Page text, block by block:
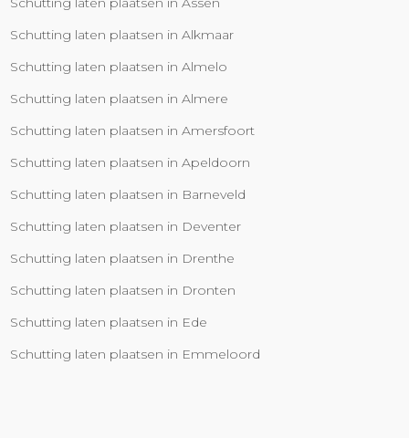
Schutting laten plaatsen in Alkmaar
Schutting laten plaatsen in Almelo
Schutting laten plaatsen in Almere
Schutting laten plaatsen in Amersfoort
Schutting laten plaatsen in Apeldoorn
Schutting laten plaatsen in Barneveld
Schutting laten plaatsen in Deventer
Schutting laten plaatsen in Drenthe
Schutting laten plaatsen in Dronten
Schutting laten plaatsen in Ede
Schutting laten plaatsen in Emmeloord